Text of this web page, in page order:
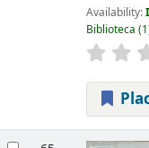
Availability:
Biblioteca